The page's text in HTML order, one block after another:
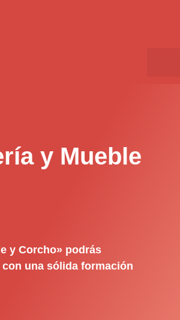
y Mueble
y Corcho» podrás
una sólida formación